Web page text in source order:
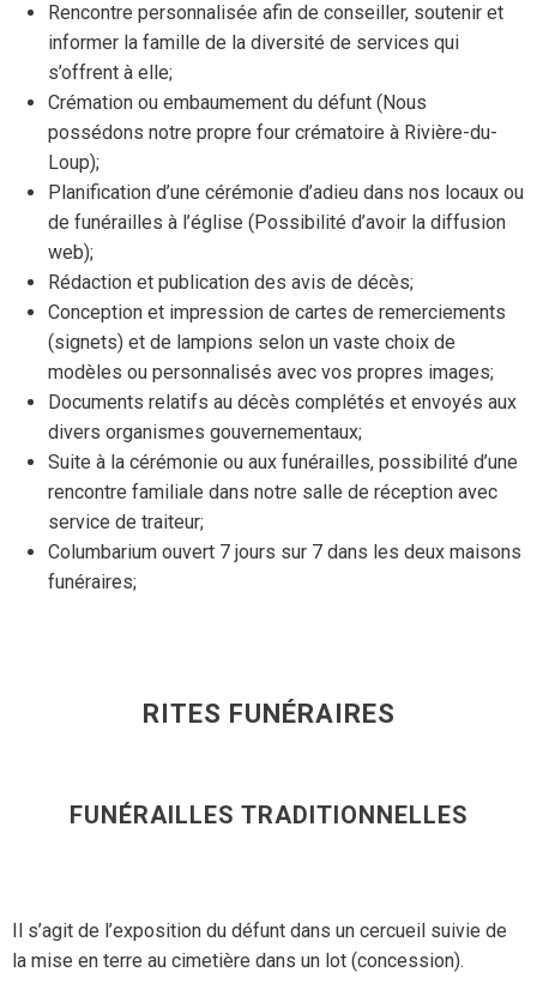
Rencontre personnalisée afin de conseiller, soutenir et
informer la famille de la diversité de services qui
s’offrent à elle;
Crémation ou embaumement du défunt (Nous
possédons notre propre four crématoire à Rivière-du-
Loup);
Planification d’une cérémonie d’adieu dans nos locaux ou
de funérailles à l’église (Possibilité d’avoir la diffusion
web);
Rédaction et publication des avis de décès;
Conception et impression de cartes de remerciements
(signets) et de lampions selon un vaste choix de
modèles ou personnalisés avec vos propres images;
Documents relatifs au décès complétés et envoyés aux
divers organismes gouvernementaux;
Suite à la cérémonie ou aux funérailles, possibilité d’une
rencontre familiale dans notre salle de réception avec
service de traiteur;
Columbarium ouvert 7 jours sur 7 dans les deux maisons
funéraires;
RITES FUNÉRAIRES
FUNÉRAILLES TRADITIONNELLES
Il s’agit de l’exposition du défunt dans un cercueil suivie de
la mise en terre au cimetière dans un lot (concession).